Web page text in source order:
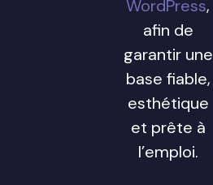
WordPress,
afin de
garantir une
base fiable,
esthétique
et prête à
l’emploi.